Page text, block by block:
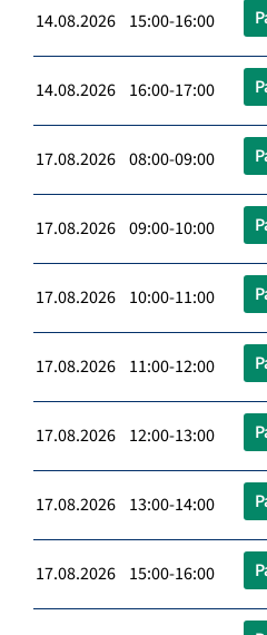
14.08.2026 15:00-16:00
14.08.2026 16:00-17:00
17.08.2026 08:00-09:00
17.08.2026 09:00-10:00
17.08.2026 10:00-11:00
17.08.2026 11:00-12:00
17.08.2026 12:00-13:00
17.08.2026 13:00-14:00
17.08.2026 15:00-16:00